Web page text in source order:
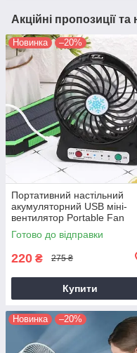
Акційні пропозиції
Новинка –20%
Портативний настільний
акумуляторний USB міні-
вентилятор Portable Fan
маленький, від ЮСБ, на
акумуляторі
Готово до відправки
220 ₴ 275 ₴
Купити
Новинка –20%